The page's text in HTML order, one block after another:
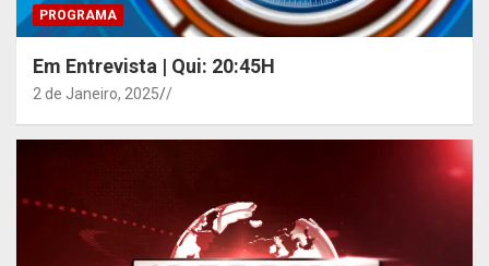
PROGRAMA
Em Entrevista | Qui: 20:45H
2 de Janeiro, 2025 /